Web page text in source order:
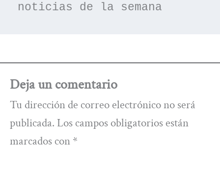
noticias de la semana
Deja un comentario
Tu dirección de correo electrónico no será
publicada. Los campos obligatorios están
marcados con *